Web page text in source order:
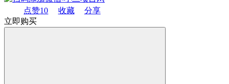
点赞10 收藏
分享
立即购买